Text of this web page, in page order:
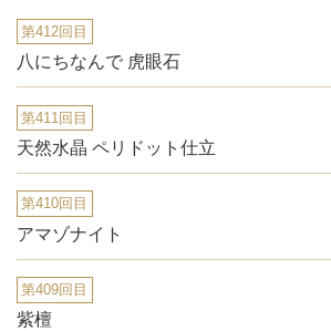
第412回目
八にちなんで 虎眼石
第411回目
天然水晶 ペリドット仕立
第410回目
アマゾナイト
第409回目
紫檀